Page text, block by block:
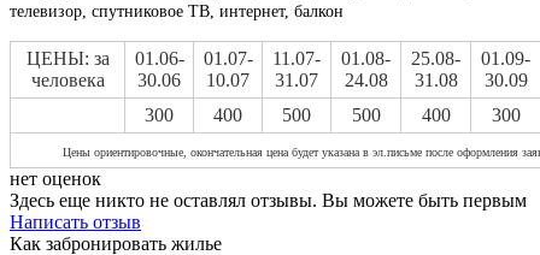
телевизор, спутниковое ТВ, интернет, балкон
ЦЕНЫ: за
человека
01.06-
30.06
01.07-
10.07
11.07-
31.07
01.08-
24.08
25.08-
31.08
01.09-
30.09
300
400 500 500 400 300
Цены ориентировочные, окончательная цена будет указана в эл.письме после оформления
нет оценок
Здесь еще никто не оставлял отзывы. Вы можете быть первым
Написать отзыв
Как забронировать жилье